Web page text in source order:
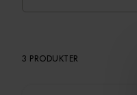
3 PRODUKTER